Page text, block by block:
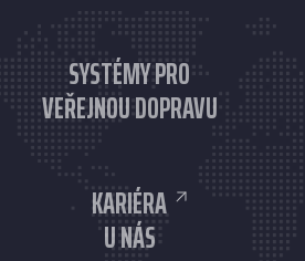
SYSTÉMY PRO
VEŘEJNOU DOPRAVU
KARIÉRA
U NÁS